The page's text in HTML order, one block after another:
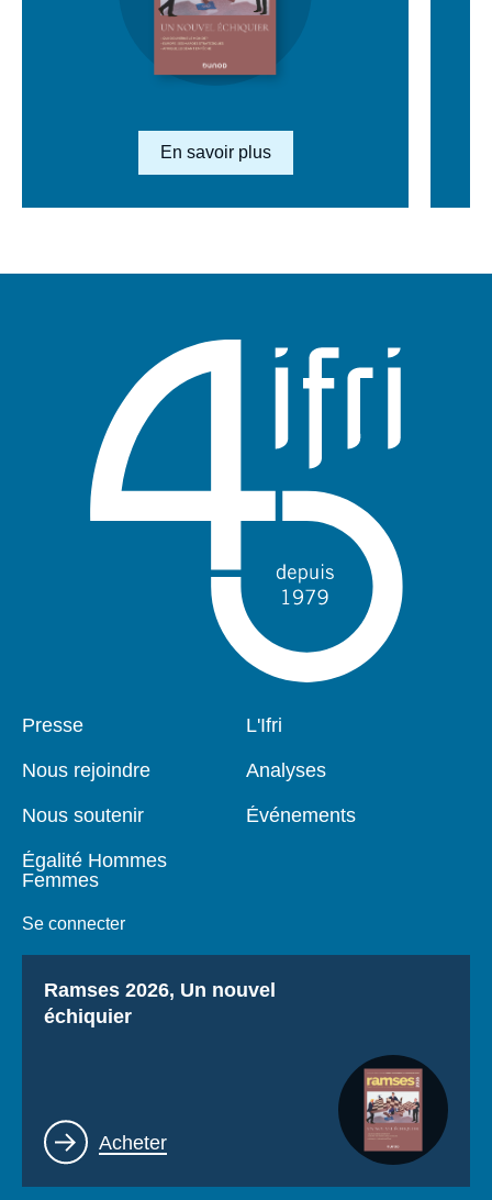
savoir
Lien en savoir plus
En savoir plus
Pied
Presse
Nous rejoindre
Nous soutenir
Égalité Hommes
Femmes
Se connecter
Navigation
L'Ifri
Analyses
Événements
Titre
Ramses 2026, Un nouvel
échiquier
Lien
Acheter